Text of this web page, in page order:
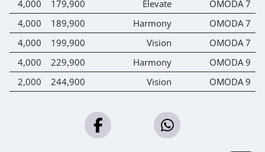
OMODA 7
Elevate
179,900
4,000
OMODA 7
Harmony
189,900
4,000
OMODA 7
Vision
199,900
4,000
OMODA 9
Harmony
229,900
4,000
OMODA 9
Vision
244,900
2,000